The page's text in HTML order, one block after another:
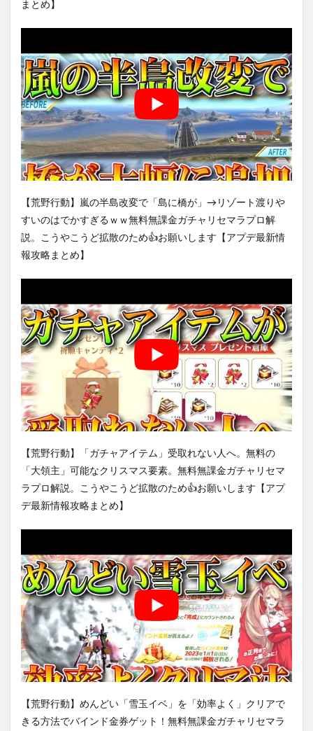
まとめ】
【荒野行動】嵐の半島改変で「島に橋が」→リゾート渡りや
すいのはでかすぎるｗｗ無料無課金ガチャリセマラプロ解
説。こうやこうど拡散のため👍お願いします【アプデ最新情
報攻略まとめ】
【荒野行動】「ガチャアイテム」受取れない人へ。無料の
「大領主」可能なクリスマス要素。無料無課金ガチャリセマ
ラプロ解説。こうやこうど拡散のため👍お願いします【アプ
デ最新情報攻略まとめ】
【荒野行動】めんどい「雪玉イベ」を「効率よく」クリアで
きる方法でバインド金券ゲット！無料無課金ガチャリセマラ